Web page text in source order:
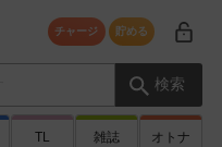
チャージ 貯める
検索
TL 雑誌 オトナ